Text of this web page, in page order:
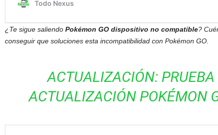
¿Te sigue saliendo Pokémon GO dispositivo no compatible?
conseguir que soluciones esta incompatibilidad con Pokémon GO.
ACTUALIZACIÓN:
ACTUALIZACIÓN POKÉMON